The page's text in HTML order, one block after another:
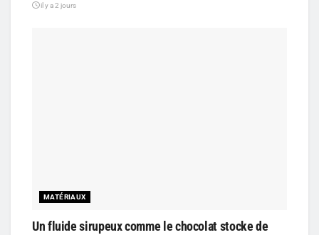
il y a 2 jours
MATÉRIAUX
Un fluide sirupeux comme le chocolat stocke de